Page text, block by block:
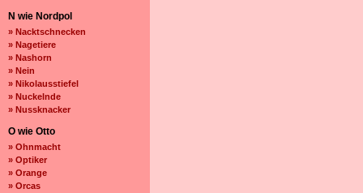
N wie Nordpol
» Nacktschnecken
» Nagetiere
» Nashorn
» Nein
» Nikolausstiefel
» Nuckelnde
» Nussknacker
O wie Otto
» Ohnmacht
» Optiker
» Orange
» Orcas